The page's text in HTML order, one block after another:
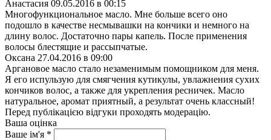
Анастасия 09.05.2016 в 00:15
Многофункциональное масло. Мне больше всего оно
подошло в качестве несмывашки на кончики и немного на
длину волос. Достаточно пары капель. После применения
волосы блестящие и рассыпчатые.
Оксана 27.04.2016 в 09:00
Аргановое масло стало незаменимым помощником для меня.
Я его испульзую для смягчения кутикулы, увлажнения сухих
кончиков волос, а также для укрепления ресничек. Масло
натуральное, аромат приятный, а результат очень классный!
Перед публікацією відгуки проходять модерацію.
Ваша оцінка
Ваше ім'я *